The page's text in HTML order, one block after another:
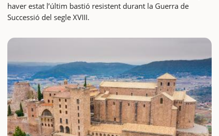
haver estat l’últim bastió resistent durant la Guerra de
Successió del segle XVIII.